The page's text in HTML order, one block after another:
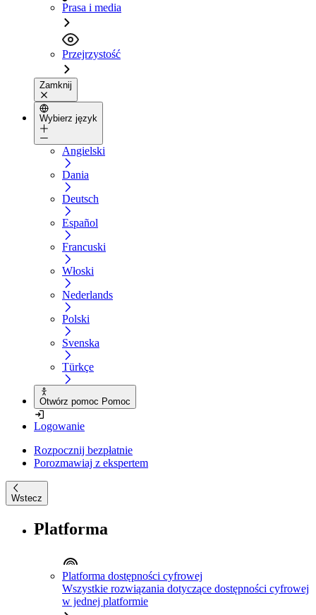
Prasa i media
Przejrzystość
Zamknij
Wybierz język
Angielski
Dania
Deutsch
Español
Francuski
Włoski
Nederlands
Polski
Svenska
Türkçe
Otwórz pomoc Pomoc
Logowanie
Rozpocznij bezpłatnie
Porozmawiaj z ekspertem
Wstecz
Platforma
Platforma dostępności cyfrowej
Wszystkie rozwiązania dotyczące dostępności cyfrowej
w jednej platformie